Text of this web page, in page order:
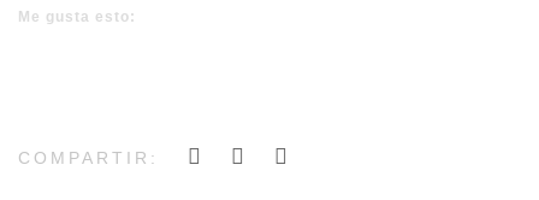
Me gusta esto:
COMPARTIR: